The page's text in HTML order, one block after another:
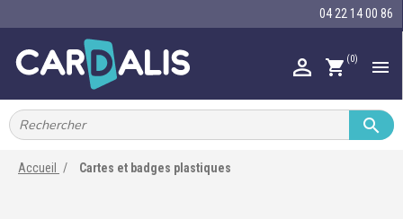
04 22 14 00 86
 shopping_cart (0) 
IMPRIMANTES À BADGES 

Accueil Cartes et badges plastiques